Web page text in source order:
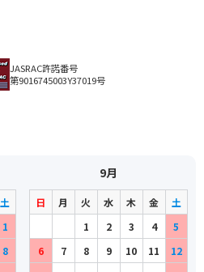
JASRAC許諾番号
第9016745003Y37019号
土
1
8
9月
日 月 火 水 木 金
土
1
2 3 4
5
6
7 8 9 10 11
12